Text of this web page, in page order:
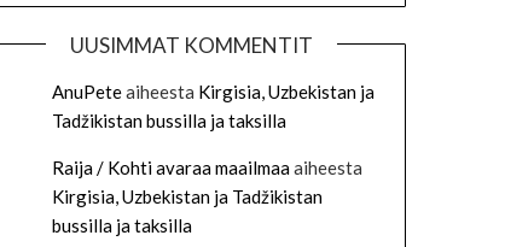
UUSIMMAT KOMMENTIT
AnuPeteaiheesta Kirgisia, Uzbekistan ja
Tadžikistan bussilla ja taksilla
Raija / Kohti avaraa maailmaaaiheesta
Kirgisia, Uzbekistan ja Tadžikistan
bussilla ja taksilla